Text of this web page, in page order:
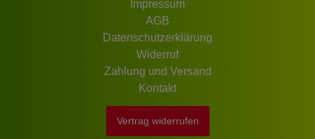
Impressum
AGB
Datenschutzerklärung
Widerruf
Zahlung und Versand
Kontakt
Vertrag widerrufen